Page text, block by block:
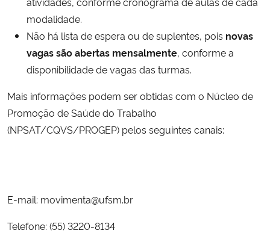
modalidade.
Não há lista de espera ou de suplentes, pois novas
vagas são abertas mensalmente, conforme a
disponibilidade de vagas das turmas.
Mais informações podem ser obtidas com o Núcleo de
Promoção de Saúde do Trabalho
(NPSAT/CQVS/PROGEP) pelos seguintes canais:
E-mail: movimenta@ufsm.br
Telefone: (55) 3220-8134